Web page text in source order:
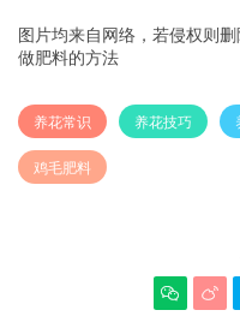
图片均来自网络，若侵权则
做肥料的方法
养花常识 养花技巧
鸡毛肥料
 